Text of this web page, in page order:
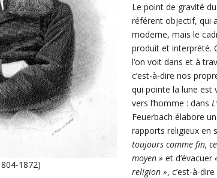
1872)
Le point de gravité
référent objectif, qui
moderne, mais le
produit et interprété.
l’on voit dans et à
c’est-à-dire nos
qui pointe la lune
vers l’homme : dans
Feuerbach élabore
rapports religieux en
toujours comme fin,
moyen » et d’évacuer
religion », c’est-à-